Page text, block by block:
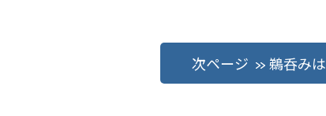
次ページ 鵜呑み